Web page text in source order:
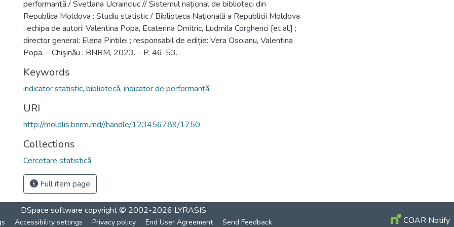
performanță / Svetlana Ucrainciuc // Sistemul național de biblioteci din
Republica Moldova : Studiu statistic / Biblioteca Naţională a Republicii Moldova
; echipa de autori: Valentina Popa, Ecaterina Dmitric, Ludmila Corghenci [et al.] ;
director general: Elena Pintilei ; responsabil de ediție: Vera Osoianu, Valentina
Popa. – Chişinău : BNRM, 2023. – P. 46-53.
Keywords
indicator statistic, bibliotecă, indicator de performanță
URI
http://moldlis.bnrm.md//handle/123456789/1750
Collections
Cercetare statistică
Full item page
DSpace software copyright © 2002-2026 LYRASIS
Accessibility settings Privacy policy End User Agreement Send Feedback COAR Notify